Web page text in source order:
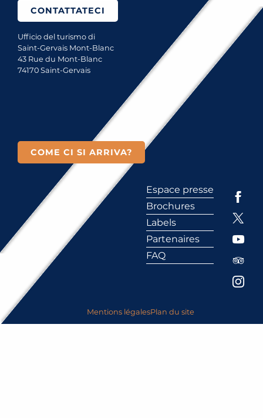
CONTATTATECI
Ufficio del turismo di
Saint-Gervais Mont-Blanc
43 Rue du Mont-Blanc
74170 Saint-Gervais
COME CI SI ARRIVA?
Espace presse
Brochures
Labels
Partenaires
FAQ
Mentions légalesPlan du site